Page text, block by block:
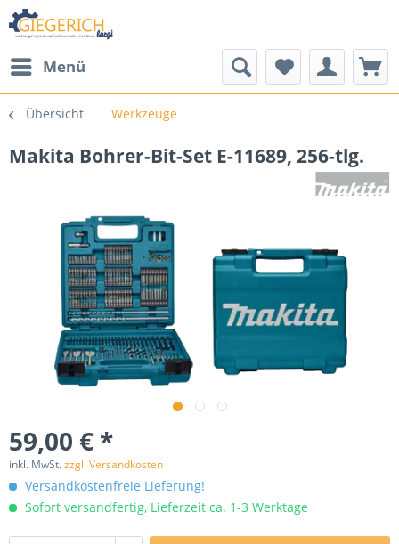
Menü
Übersicht Werkzeuge
Makita Bohrer-Bit-Set E-11689, 256-tlg.
59,00 € *
inkl. MwSt.zzgl. Versandkosten
Versandkostenfreie Lieferung!
Sofort versandfertig, Lieferzeit ca. 1-3 Werktage